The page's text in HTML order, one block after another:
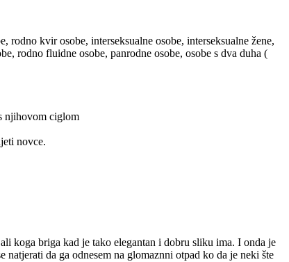
kvir osobe, interseksualne osobe, interseksualne žene,
rodno fluidne osobe, panrodne osobe, osobe s dva duha (
njihovom ciglom
novce.
koga briga kad je tako elegantan i dobru sliku ima. I onda je
da ga odnesem na glomaznni otpad ko da je neki šte